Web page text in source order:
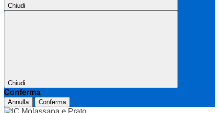
Chiudi
Chiudi
Conferma
Annulla Conferma